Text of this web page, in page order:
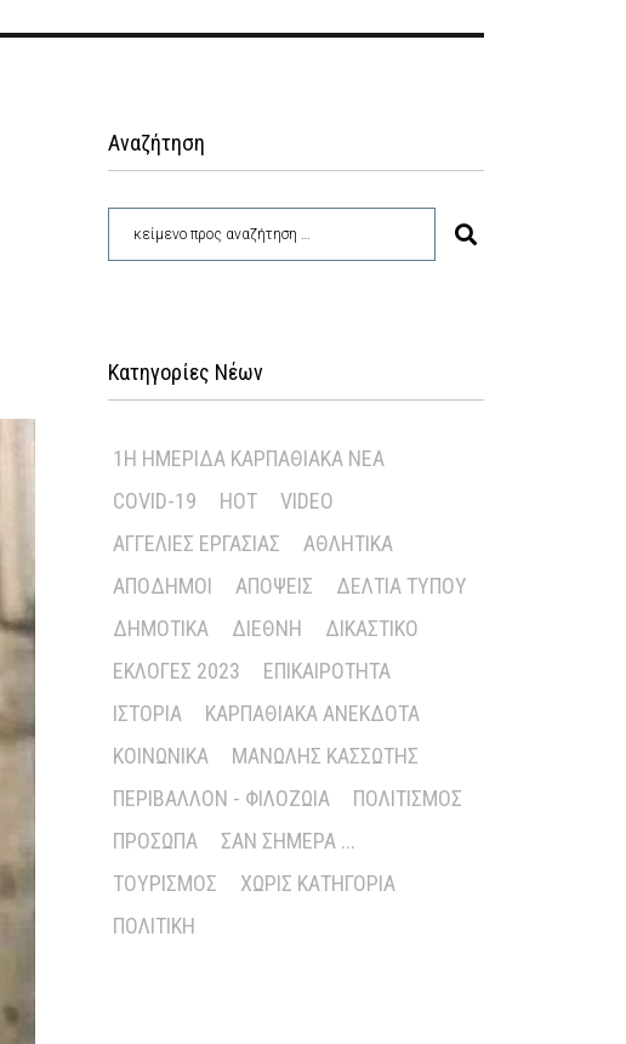
Αναζήτηση
Κατηγορίες Νέων
1Η ΗΜΕΡΊΔΑ ΚΑΡΠΑΘΙΑΚΆ ΝΈΑ
COVID-19
HOT
VIDEO
ΑΓΓΕΛΊΕΣ ΕΡΓΑΣΊΑΣ
ΑΘΛΗΤΙΚΆ
ΑΠΌΔΗΜΟΙ
ΑΠΌΨΕΙΣ
ΔΕΛΤΊΑ ΤΎΠΟΥ
ΔΗΜΟΤΙΚΆ
ΔΙΕΘΝΉ
ΔΙΚΑΣΤΙΚΌ
ΕΚΛΟΓΈΣ 2023
ΕΠΙΚΑΙΡΌΤΗΤΑ
ΙΣΤΟΡΊΑ
ΚΑΡΠΑΘΙΑΚΆ ΑΝΈΚΔΟΤΑ
ΚΟΙΝΩΝΙΚΆ
ΜΑΝΏΛΗΣ ΚΑΣΣΏΤΗΣ
ΠΕΡΙΒΆΛΛΟΝ - ΦΙΛΟΖΩΊΑ
ΠΟΛΙΤΙΣΜΌΣ
ΠΡΌΣΩΠΑ
ΣΑΝ ΣΉΜΕΡΑ ...
ΤΟΥΡΙΣΜΌΣ
ΧΩΡΊΣ ΚΑΤΗΓΟΡΊΑ
ΠΟΛΙΤΙΚΉ